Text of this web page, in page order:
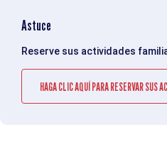
Astuce
Reserve sus actividades
HAGA CLIC AQUÍ PARA RESERVAR SUS